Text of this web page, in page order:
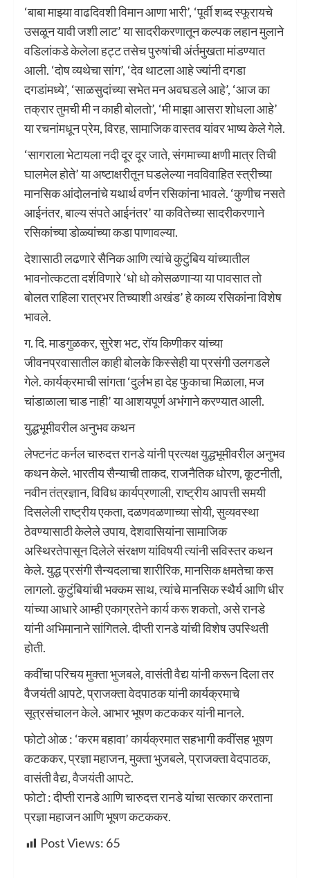
‌‘बाबा माझ्या वाढदिवशी विमान आणा भारी‌’, ‌‘पूर्वी शब्द स्फूरायचे
उसळून यावी जशी लाट‌’ या सादरीकरणातून कल्पक लहान मुलाने
वडिलांकडे केलेला हट्ट तसेच पुरुषांची अंर्तमुखता मांडण्यात
आली. ‌‘दोष व्यथेचा सांग‌’, ‌‘देव थाटला आहे ज्यांनी दगडा
दगडांमध्ये‌’, ‌‘साळसुदांच्या सभेत मन अवघडले आहे‌’, ‌‘आज का
तक्रार तुमची मी न काही बोलतो‌’, ‌‘मी माझा आसरा शोधला आहे‌’
या रचनांमधून प्रेम, विरह, सामाजिक वास्तव यांवर भाष्य केले गेले.
‌‘सागराला भेटायला नदी दूर दूर जाते, संगमाच्या क्षणी मात्र तिची
घालमेल होते‌’ या अष्टाक्षरीतून घडलेल्या नवविवाहित स्त्रीच्या
मानसिक आंदोलनांचे यथार्थ वर्णन रसिकांना भावले. ‌‘कुणीच नसते
आईनंतर, बाल्य संपते आईनंतर‌’ या कवितेच्या सादरीकरणाने
रसिकांच्या डोळ्यांच्या कडा पाणावल्या.
देशासाठी लढणारे सैनिक आणि त्यांचे कुटुंबिय यांच्यातील
भावनोत्कटता दर्शविणारे ‌‘धो धो कोसळणाऱ्या या पावसात तो
बोलत राहिला रात्रभर तिच्याशी अखंड‌’ हे काव्य रसिकांना विशेष
भावले.
ग. दि. माडगुळकर, सुरेश भट, रॉय किणीकर यांच्या
जीवनप्रवासातील काही बोलके किस्सेही या प्रसंगी उलगडले
गेले. कार्यक्रमाची सांगता ‌‘दुर्लभ हा देह फुकाचा मिळाला, मज
चांडाळाला चाड नाही‌’ या आशयपूर्ण अभंगाने करण्यात आली.
युद्धभूमीवरील अनुभव कथन
लेफ्टनंट कर्नल चारुदत्त रानडे यांनी प्रत्यक्ष युद्धभूमीवरील अनुभव
कथन केले. भारतीय सैन्याची ताकद, राजनैतिक धोरण, कूटनीती,
नवीन तंत्रज्ञान, विविध कार्यप्रणाली, राष्ट्रीय आपत्ती समयी
दिसलेली राष्ट्रीय एकता, दळणवळणाच्या सोयी, सुव्यवस्था
ठेवण्यासाठी केलेले उपाय, देशवासियांना सामाजिक
अस्थिरतेपासून दिलेले संरक्षण यांविषयी त्यांनी सविस्तर कथन
केले. युद्ध प्रसंगी सैन्यदलाचा शारीरिक, मानसिक क्षमतेचा कस
लागलो. कुटुंबियांची भक्कम साथ, त्यांचे मानसिक स्थैर्य आणि धीर
यांच्या आधारे आम्ही एकाग्रतेने कार्य करू शकतो, असे रानडे
यांनी अभिमानाने सांगितले. दीप्ती रानडे यांची विशेष उपस्थिती
होती.
कवींचा परिचय मुक्ता भुजबले, वासंती वैद्य यांनी करून दिला तर
वैजयंती आपटे, प्राजक्ता वेदपाठक यांनी कार्यक्रमाचे
सूत्रसंचालन केले. आभार भूषण कटककर यांनी मानले.
फोटो ओळ : ‌‘करम बहावा‌’ कार्यक्रमात सहभागी कवींसह भूषण
कटककर, प्रज्ञा महाजन, मुक्ता भुजबले, प्राजक्ता वेदपाठक,
वासंती वैद्य, वैजयंती आपटे.
फोटो : दीप्ती रानडे आणि चारुदत्त रानडे यांचा सत्कार करताना
प्रज्ञा महाजन आणि भूषण कटककर.
Post Views: 65